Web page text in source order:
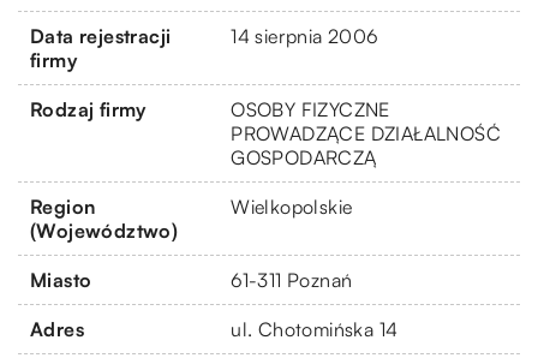
Data rejestracji
firmy
14 sierpnia 2006
Rodzaj firmy
OSOBY FIZYCZNE
PROWADZĄCE DZIAŁALNOŚĆ
GOSPODARCZĄ
Region
(Województwo)
Wielkopolskie
Miasto 61-311 Poznań
Adres ul. Chotomińska 14